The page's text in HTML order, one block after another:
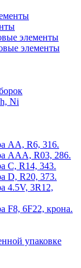
элементы
элементы
Ni
АА, R6, 316.
ААА, R03, 286.
С, R14, 343.
D, R20, 373.
4.5V, 3R12,
F8, 6F22, крона.
упаковке